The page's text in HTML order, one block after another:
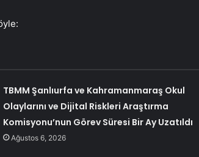
TBMM Şanlıurfa ve Kahramanmaraş Okul
Olaylarını ve Dijital Riskleri Araştırma
Komisyonu’nun Görev Süresi Bir Ay Uzatıldı
Ağustos 6, 2026